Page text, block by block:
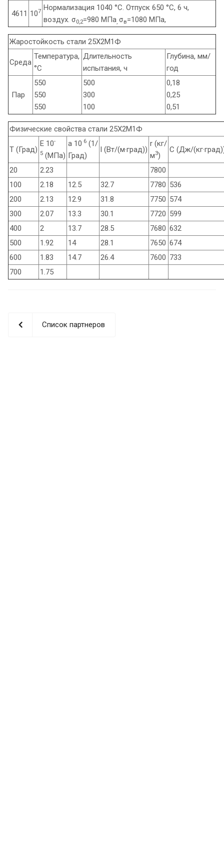
4611 107 Нормализация 1040 °C. Отпуск 650 °С, 6 ч,
воздух. σ0,2=980 МПа, σв=1080 МПа,
Жаростойкость стали 25Х2М1Ф
Среда
Температура,
°С
Длительность
испытания, ч
Глубина, мм/
год
Пар
550
550
550
500
300
100
0,18
0,25
0,51
Физические свойства стали 25Х2М1Ф
T (Град)
E 10-
5 (МПа)
a 10 6 (1/
Град)
l (Вт/(м·град))
r (кг/
м3)
C (Дж/
20 2.23
7800
100
2.18 12.5 32.7 7780 536
200
2.13 12.9 31.8 7750 574
300
2.07 13.3 30.1 7720 599
400
2 13.7 28.5 7680 632
500
1.92 14 28.1 7650 674
600
1.83 14.7 26.4 7600 733
700
1.75
Список партнеров